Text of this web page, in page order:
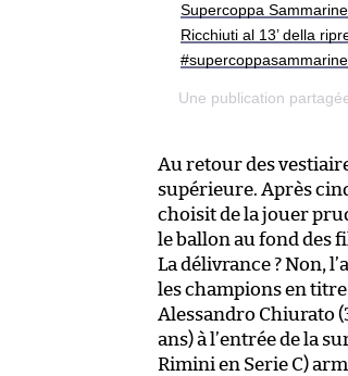
Supercoppa
Ricchiuti al 13’ della
Une publication
Au retour des
supérieure. Après
choisit de la jouer
le ballon au fond des
La délivrance ? Non,
les champions en titre
Alessandro Chiurato
ans) à l’entrée de la
Rimini en Serie C)